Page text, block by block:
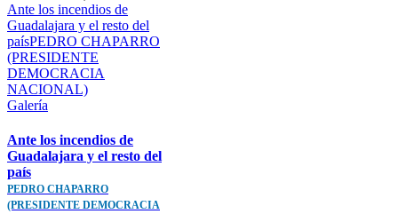
Ante los incendios de
Guadalajara y el resto del
paísPEDRO CHAPARRO
(PRESIDENTE
DEMOCRACIA
NACIONAL)
Galería
Ante los incendios de
Guadalajara y el resto del
país
PEDRO CHAPARRO
(PRESIDENTE DEMOCRACIA